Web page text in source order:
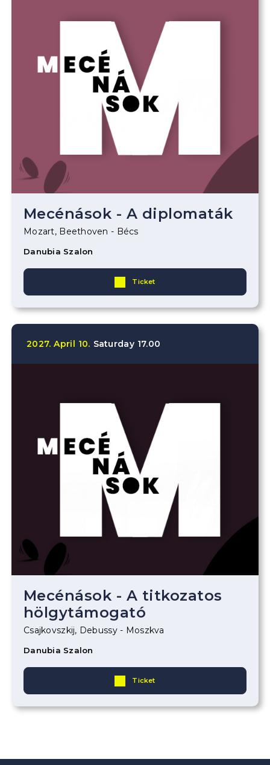
Mecénások - A diplomaták
Mozart, Beethoven - Bécs
Danubia Szalon
Ticket
2027. April 10. Saturday 17.00
Mecénások - A titkozatos
hölgytámogató
Csajkovszkij, Debussy - Moszkva
Danubia Szalon
Ticket